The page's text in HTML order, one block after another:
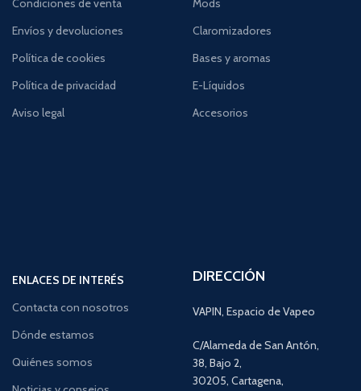
Condiciones de venta
Envíos y devoluciones
Política de cookies
Política de privacidad
Aviso legal
Mods
Claromizadores
Bases y aromas
E-Líquidos
Accesorios
ENLACES DE INTERÉS
Contacta con nosotros
Dónde estamos
Quiénes somos
DIRECCIÓN
VAPIN, Espacio de Vapeo
C/Alameda de San Antón,
38, Bajo 2,
30205, Cartagena,